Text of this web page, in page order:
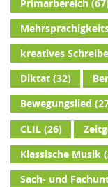
Primarbereich
kreatives
Diktat(32)
Bewegungslied
CLIL(26)
Klassische Musik
Sach- und